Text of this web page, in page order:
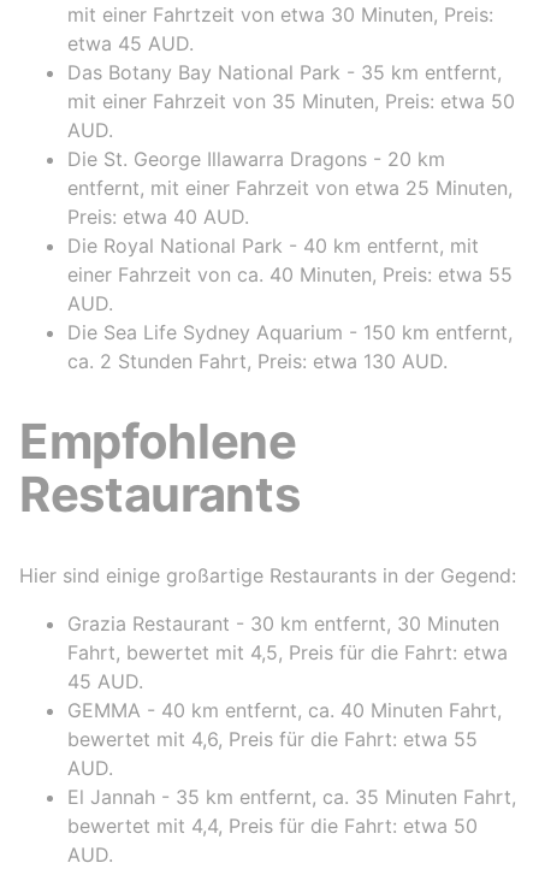
mit einer Fahrtzeit von etwa 30 Minuten, Preis:
etwa 45 AUD.
Das Botany Bay National Park - 35 km entfernt,
mit einer Fahrzeit von 35 Minuten, Preis: etwa 50
AUD.
Die St. George Illawarra Dragons - 20 km
entfernt, mit einer Fahrzeit von etwa 25 Minuten,
Preis: etwa 40 AUD.
Die Royal National Park - 40 km entfernt, mit
einer Fahrzeit von ca. 40 Minuten, Preis: etwa 55
AUD.
Die Sea Life Sydney Aquarium - 150 km entfernt,
ca. 2 Stunden Fahrt, Preis: etwa 130 AUD.
Empfohlene
Restaurants
Hier sind einige großartige Restaurants in der Gegend:
Grazia Restaurant - 30 km entfernt, 30 Minuten
Fahrt, bewertet mit 4,5, Preis für die Fahrt: etwa
45 AUD.
GEMMA - 40 km entfernt, ca. 40 Minuten Fahrt,
bewertet mit 4,6, Preis für die Fahrt: etwa 55
AUD.
El Jannah - 35 km entfernt, ca. 35 Minuten Fahrt,
bewertet mit 4,4, Preis für die Fahrt: etwa 50
AUD.